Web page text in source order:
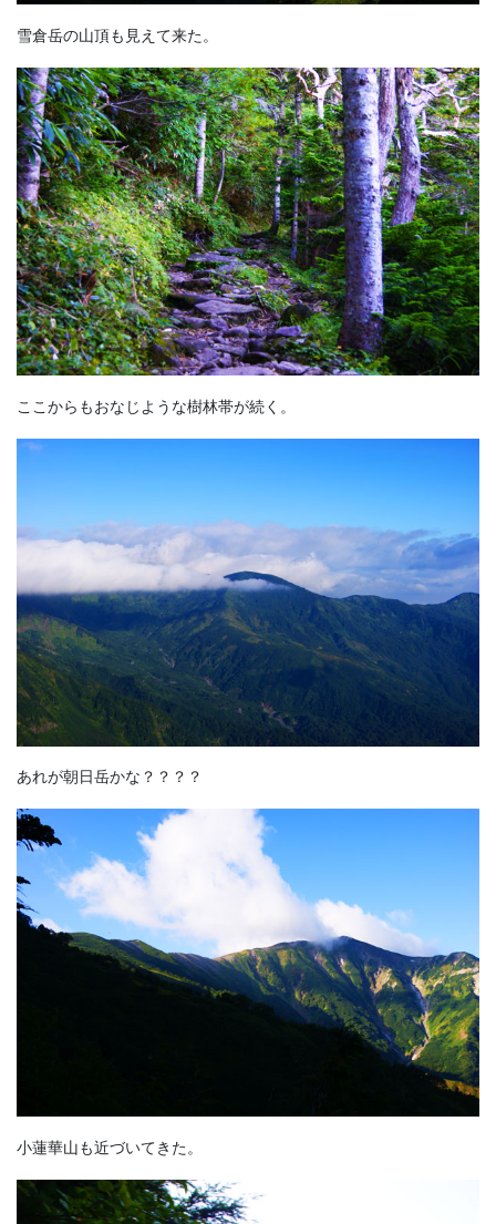
雪倉岳の山頂も見えて来た。
ここからもおなじような樹林帯が続く。
あれが朝日岳かな？？？？
小蓮華山も近づいてきた。